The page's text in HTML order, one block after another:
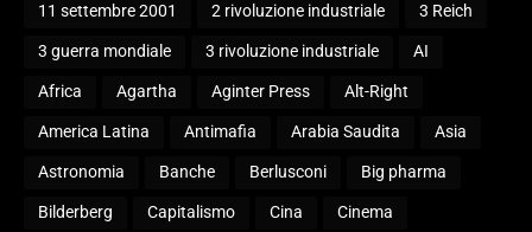
11 settembre 2001 2 rivoluzione industriale 3 Reich
3 guerra mondiale 3 rivoluzione industriale AI
Africa Agartha Aginter Press Alt-Right
America Latina Antimafia Arabia Saudita Asia
Astronomia Banche Berlusconi Big pharma
Bilderberg Capitalismo Cina Cinema